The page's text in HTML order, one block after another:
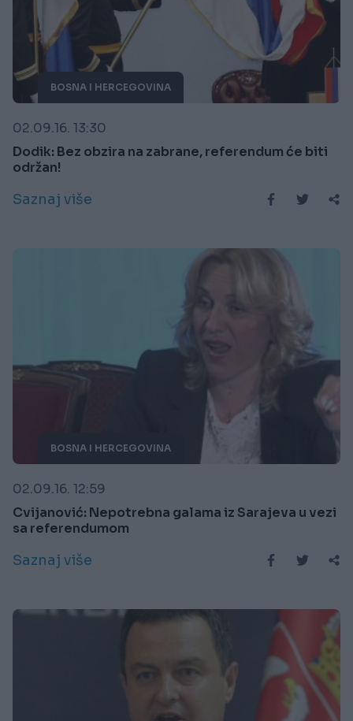
BOSNA I HERCEGOVINA
02.09.16. 13:30
Dodik: Bez obzira na zabrane, referendum će biti
održan!
Saznaj više
BOSNA I HERCEGOVINA
02.09.16. 12:59
Cvijanović: Nepotrebna galama iz Sarajeva u vezi
sa referendumom
Saznaj više